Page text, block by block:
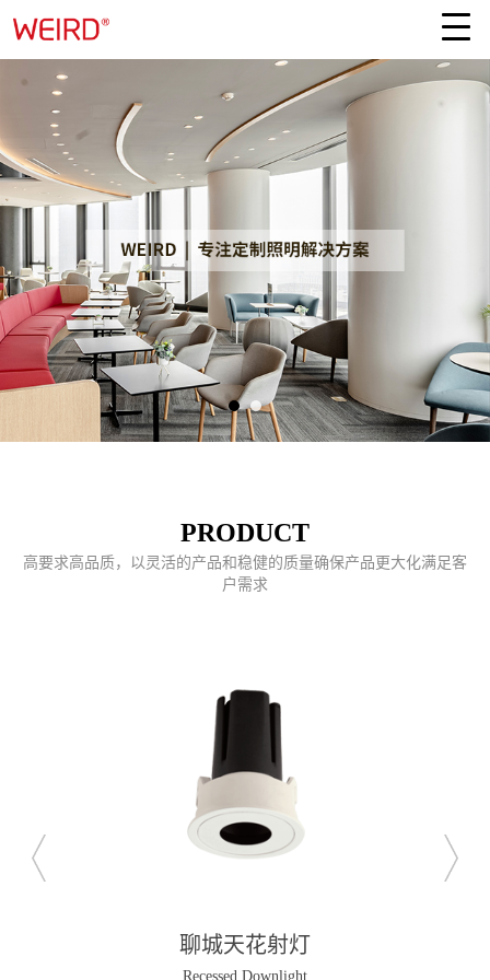
PRODUCT
高要求高品质，以灵活的产品和稳健的质量确保产品更大化满足客
户需求
聊城天花射灯
Recessed Downlight